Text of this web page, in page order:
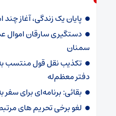
پایان یک زندگی، آغاز چند
دستگیری سارقان
سمنان
تکذیب نقل قول منتسب
دفتر معظم‌له
بقائی: برنامه‌ای برای
لغو برخی تحریم های